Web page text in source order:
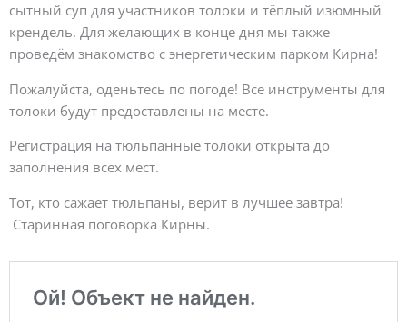
сытный суп для участников толоки и тёплый изюмный
крендель. Для желающих в конце дня мы также
проведём знакомство с энергетическим парком Кирна!
Пожалуйста, оденьтесь по погоде! Все инструменты для
толоки будут предоставлены на месте.
Регистрация на тюльпанные толоки открыта до
заполнения всех мест.
Тот, кто сажает тюльпаны, верит в лучшее завтра!
Старинная поговорка Кирны.